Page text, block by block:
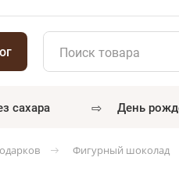
сахара ⇨ день
Фигурный шоколад